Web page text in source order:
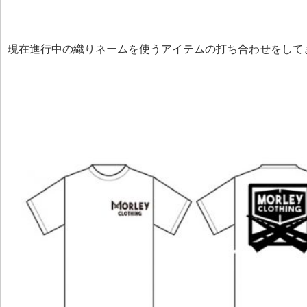
現在進行中の織りネームを使うアイテムの打ち合わせをして